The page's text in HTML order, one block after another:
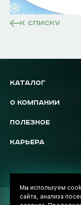
К СПИСКУ
КАТАЛОГ
О КОМПАНИИ
ПОЛЕЗНОЕ
КАРЬЕРА
©
Мы используем
сайта, анализа